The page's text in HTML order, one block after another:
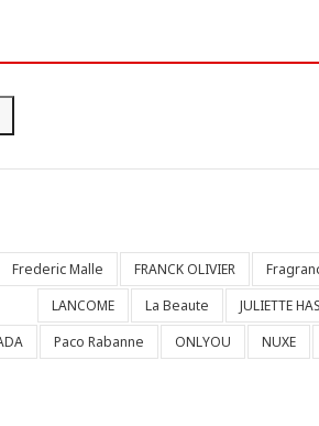
FRANCK OLIVIER
Frederic Malle
JULIETTE
La Beaute
LANCOME
NUXE
ONLYOU
Paco Rabanne